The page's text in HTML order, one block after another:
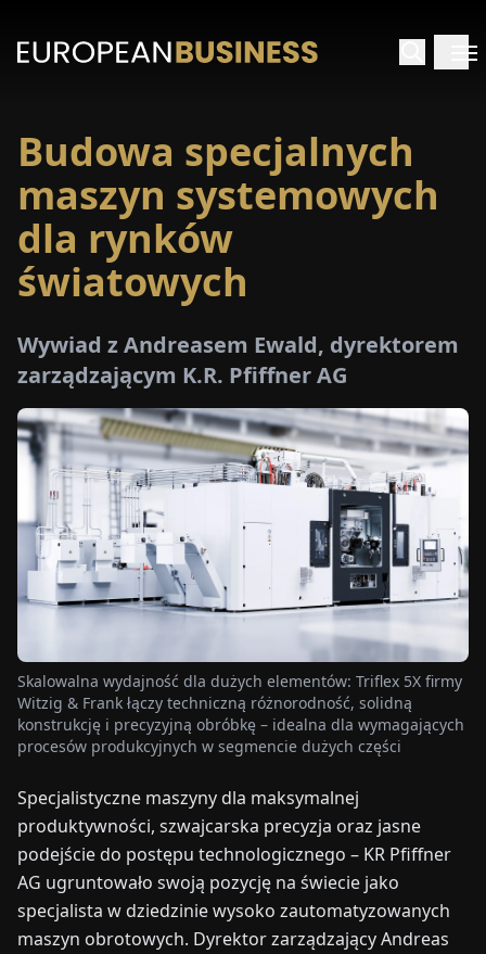
PAPER
TARGI
NAS
ENDEFRESITNLPLHU
SKONTAKTUJ
SIĘ
Z
NAMI
Budowa specjalnych
maszyn systemowych
dla rynków
światowych
Wywiad z Andreasem Ewald, dyrektorem
zarządzającym K.R. Pfiffner AG
Skalowalna wydajność dla dużych elementów: Triflex 5X firmy
Witzig & Frank łączy techniczną różnorodność, solidną
konstrukcję i precyzyjną obróbkę – idealna dla wymagających
procesów produkcyjnych w segmencie dużych części
Specjalistyczne maszyny dla maksymalnej
produktywności, szwajcarska precyzja oraz jasne
podejście do postępu technologicznego – KR Pfiffner
AG ugruntowało swoją pozycję na świecie jako
specjalista w dziedzinie wysoko zautomatyzowanych
maszyn obrotowych. Dyrektor zarządzający Andreas